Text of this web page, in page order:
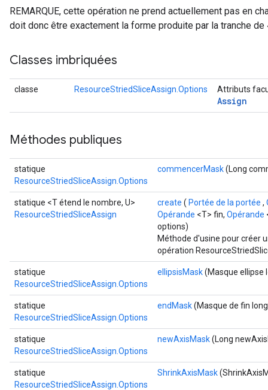
REMARQUE, cette opération ne prend actuellement pas en
doit donc être exactement la forme produite par la tranche de
Classes imbriquées
classe ResourceStriedSliceAssign.Options Attributs
Assign
Méthodes publiques
statique
ResourceStriedSliceAssign.Options
commencerMask(Long
statique <T étend le nombre, U>
ResourceStriedSliceAssign
create ( Portée de la portée ,
Opérande <T> fin, Opérande
options)
Méthode d'usine pour créer
opération
statique
ResourceStriedSliceAssign.Options
ellipsisMask(Masque ellipse
statique
ResourceStriedSliceAssign.Options
endMask(Masque de fin
statique
ResourceStriedSliceAssign.Options
newAxisMask(Long
statique
ResourceStriedSliceAssign.Options
ShrinkAxisMask